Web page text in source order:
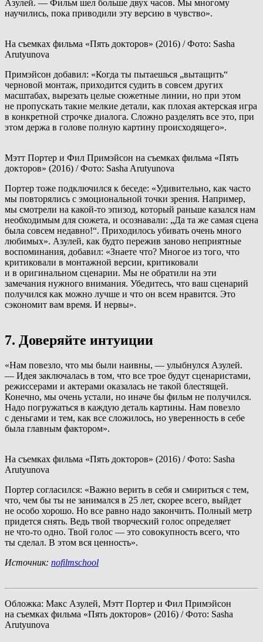
Азулей. — Фильм шел больше двух часов. Мы многому
научились, пока приводили эту версию в чувство».
На съемках фильма «Пять докторов» (2016) / Фото: Sasha
Arutyunova
Примэйсон добавил: «Когда ты пытаешься „вытащить“
черновой монтаж, приходится судить в совсем других
масштабах, вырезать целые сюжетные линии, но при этом
не пропускать такие мелкие детали, как плохая актерская игра
в конкретной строчке диалога. Сложно разделять все это, при
этом держа в голове полную картину происходящего».
Мэтт Портер и Фил Примэйсон на съемках фильма «Пять
докторов» (2016) / Фото: Sasha Arutyunova
Портер тоже подключился к беседе: «Удивительно, как часто
мы повторялись с эмоциональной точки зрения. Например,
мы смотрели на какой-то эпизод, который раньше казался нам
необходимым для сюжета, и осознавали: „Да та же самая сцена
была совсем недавно!“. Приходилось убивать очень много
любимых». Азулей, как будто пережив заново неприятные
воспоминания, добавил: «Знаете что? Многое из того, что
критиковали в монтажной версии, критиковали
и в оригинальном сценарии. Мы не обратили на эти
замечания нужного внимания. Убедитесь, что ваш сценарий
получился как можно лучше и что он всем нравится. Это
сэкономит вам время. И нервы».
7. Доверяйте интуиции
«Нам повезло, что мы были наивны, — улыбнулся Азулей.
— Идея заключалась в том, что все трое будут сценаристами,
режиссерами и актерами оказалась не такой блестящей.
Конечно, мы очень устали, но иначе бы фильм не получился.
Надо погружаться в каждую деталь картины. Нам повезло
с деньгами и тем, как все сложилось, но уверенность в себе
была главным фактором».
На съемках фильма «Пять докторов» (2016) / Фото: Sasha
Arutyunova
Портер согласился: «Важно верить в себя и смириться с тем,
что, чем бы ты не занимался в 25 лет, скорее всего, выйдет
не особо хорошо. Но все равно надо закончить. Полный метр
придется снять. Ведь твой творческий голос определяет
не что-то одно. Твой голос — это совокупность всего, что
ты сделал. В этом вся ценность».
Источник: nofilmschool
Обложка: Макс Азулей, Мэтт Портер и Фил Примэйсон
на съемках фильма «Пять докторов» (2016) / Фото: Sasha
Arutyunova